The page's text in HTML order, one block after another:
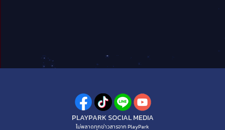
PLAYPARK SOCIAL MEDIA
ไม่พลาดทุกข่าวสารจาก PlayPark